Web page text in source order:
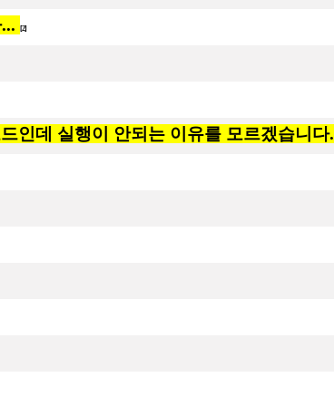
[2]
인데 실행이 안되는 이유를 모르겠습니다.